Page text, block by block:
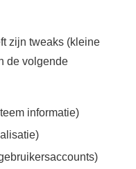
zijn tweaks (kleine
de volgende
informatie)